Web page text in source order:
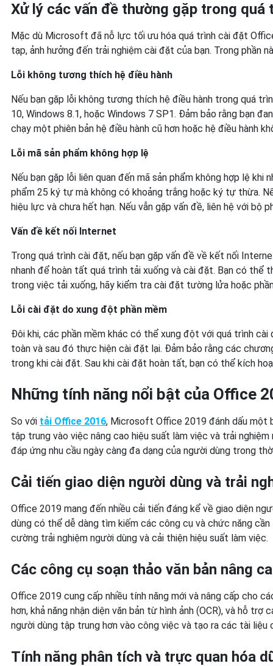
Xử lý các vấn đề thường gặp trong quá
Mặc dù Microsoft đã nỗ lực tối ưu hóa quá trình cài đặt
tạp, ảnh hưởng đến trải nghiệm cài đặt của bạn. Trong phần
Lỗi không tương thích hệ điều hành
Nếu bạn gặp lỗi không tương thích hệ điều hành trong quá
10, Windows 8.1, hoặc Windows 7 SP1. Đảm bảo rằng bạn
chạy một phiên bản hệ điều hành cũ hơn hoặc hệ điều hành
Lỗi mã sản phẩm không hợp lệ
Nếu bạn gặp lỗi liên quan đến mã sản phẩm không hợp lệ
phẩm 25 ký tự mà không có khoảng trắng hoặc ký tự thừa.
hiệu lực và chưa hết hạn. Nếu vẫn gặp vấn đề, liên hệ với
Vấn đề kết nối Internet
Trong quá trình cài đặt, nếu bạn gặp vấn đề về kết nối
nhanh để hoàn tất quá trình tải xuống và cài đặt. Bạn có thể
trong việc tải xuống, hãy kiểm tra cài đặt tường lửa hoặc
Lỗi cài đặt do xung đột phần mềm
Đôi khi, các phần mềm khác có thể xung đột với quá trình
toàn và sau đó thực hiện cài đặt lại. Đảm bảo rằng các
trong khi cài đặt. Sau khi cài đặt hoàn tất, bạn có thể kích
Những tính năng nổi bật của Office
So với tải Office 2016, Microsoft Office 2019 đánh dấu một
tập trung vào việc nâng cao hiệu suất làm việc và trải
đáp ứng nhu cầu ngày càng đa dạng của người dùng trong
Cải tiến giao diện người dùng và trải
Office 2019 mang đến nhiều cải tiến đáng kể về giao diện
dùng có thể dễ dàng tìm kiếm các công cụ và chức năng
cường trải nghiệm người dùng và cải thiện hiệu suất làm việc.
Các công cụ soạn thảo văn bản nâng
Office 2019 cung cấp nhiều tính năng mới và nâng cấp cho
hơn, khả năng nhận diện văn bản từ hình ảnh (OCR), và hỗ
người dùng tập trung hơn vào công việc và tạo ra các tài liệu
Tính năng phân tích và trực quan hóa